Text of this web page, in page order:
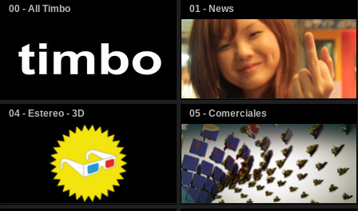
00 - All Timbo 01 - News
04 - Estereo - 3D 05 - Comerciales